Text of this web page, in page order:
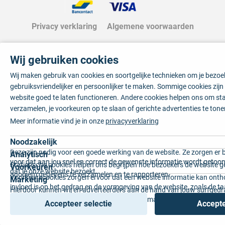
Privacy verklaring Algemene voorwaarden
Wij gebruiken cookies
Wij maken gebruik van cookies en soortgelijke technieken om je
gebruiksvriendelijker en persoonlijker te maken. Sommige cookies
website goed te laten functioneren. Andere cookies helpen ons om
verzamelen, je voorkeuren op te slaan of gerichte advertenties te
Meer informatie vind je in onze privacyverklaring
Noodzakelijk
Deze zijn nodig voor een goede werking van de website. Ze zorgen er
voor dat aan jou snel en correct de gewenste informatie wordt
dat je onze website bezoekt.
Analytisch
Statistische cookies helpen ons begrijpen hoe bezoekers de website
anoniem gegevens te verzamelen en te rapporteren.
Voorkeuren
Voorkeurscookies zorgen ervoor dat een website informatie kan
invloed is op het gedrag en de vormgeving van de website, zoals de
Marketing
Hierdoor kunnen wij en adverteerders aan de hand van jouw
gepersonaliseerde online advertenties en op maat gemaakte content
Accepteer selectie